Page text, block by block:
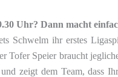
Uhr? Dann macht
Schwelm ihr erstes
Tofer Speier braucht
zeigt dem Team, dass